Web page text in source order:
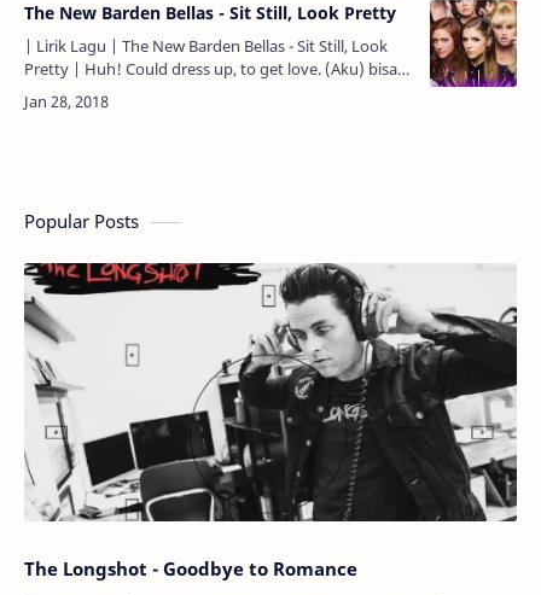
The New Barden Bellas - Sit Still, Look Pretty
| Lirik Lagu | The New Barden Bellas - Sit Still, Look
Pretty | Huh! Could dress up, to get love. (Aku) bisa
saja berdandan, untuk mendapatkan cinta. But guess
w…
Popular Posts
The Longshot - Goodbye to Romance